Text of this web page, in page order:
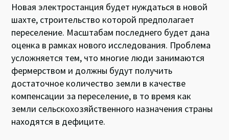
Новая электростанция будет нуждаться в новой
шахте, строительство которой предполагает
переселение. Масштабам последнего будет дана
оценка в рамках нового исследования. Проблема
усложняется тем, что многие люди занимаются
фермерством и должны будут получить
достаточное количество земли в качестве
компенсации за переселение, в то время как
земли сельскохозяйственного назначения страны
находятся в дефиците.